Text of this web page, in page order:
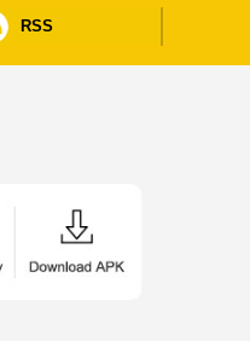
RSS